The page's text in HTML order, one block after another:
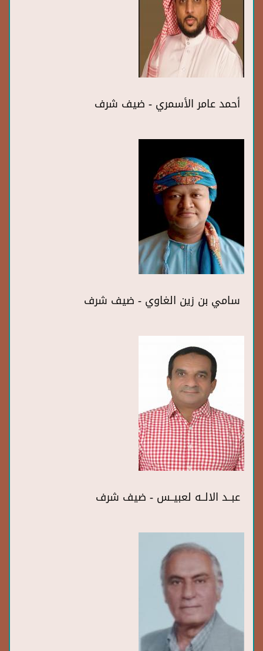
أحمد عامر الأسمري - ضيف شرف
سامي بن زين الغاوي - ضيف شرف
عبــد الالــه لعبيــس - ضيف شرف